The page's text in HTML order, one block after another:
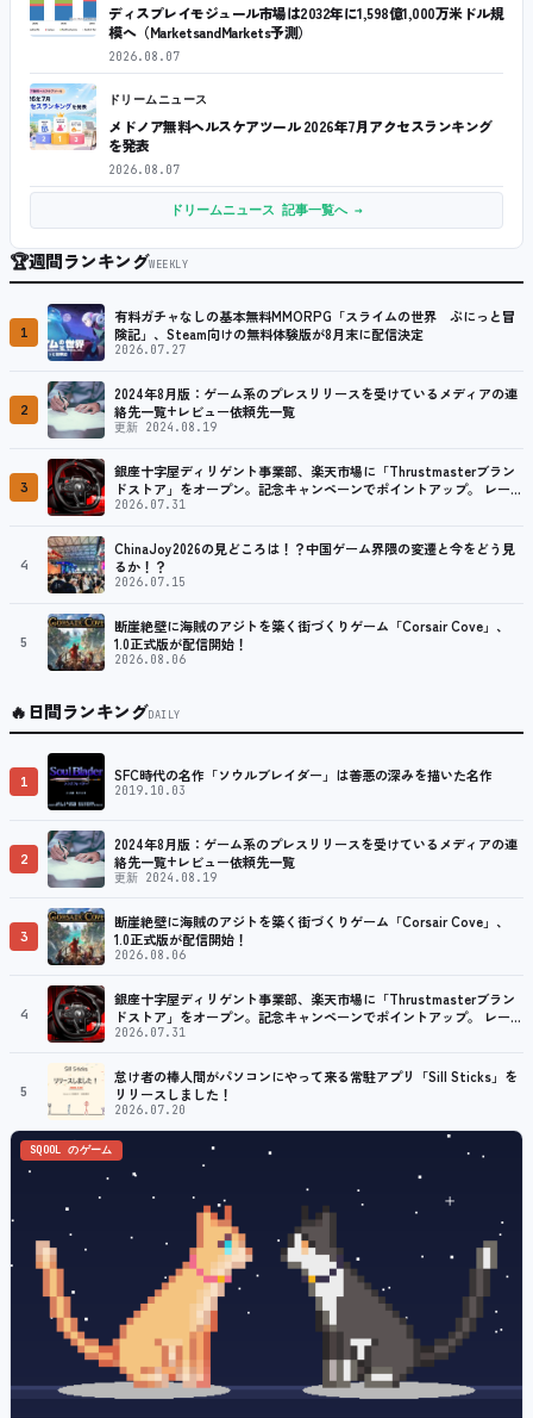
ディスプレイモジュール市場は2032年に1,598億1,000万米ドル規
模へ（MarketsandMarkets予測）
2026.08.07
ドリームニュース
メドノア無料ヘルスケアツール 2026年7月アクセスランキング
を発表
2026.08.07
ドリームニュース 記事一覧へ →
🏆週間ランキングWEEKLY
1
有料ガチャなしの基本無料MMORPG「スライムの世界 ぷにっと冒
険記」、Steam向けの無料体験版が8月末に配信決定
2026.07.27
2
2024年8月版：ゲーム系のプレスリリースを受けているメディアの連
絡先一覧+レビュー依頼先一覧
更新 2024.08.19
3
銀座十字屋ディリゲント事業部、楽天市場に「Thrustmasterブラン
ドストア」をオープン。記念キャンペーンでポイントアップ。 レーシ
ング／フライトシム向けコントローラーを中心に、幅広くラインナッ
2026.07.31
4
ChinaJoy2026の見どころは！？中国ゲーム界隈の変遷と今をどう見
るか！？
2026.07.15
5
断崖絶壁に海賊のアジトを築く街づくりゲーム「Corsair Cove」、
1.0正式版が配信開始！
2026.08.06
🔥日間ランキングDAILY
1 SFC時代の名作「ソウルブレイダー」は善悪の深みを描いた名作
2019.10.03
2
2024年8月版：ゲーム系のプレスリリースを受けているメディアの連
絡先一覧+レビュー依頼先一覧
更新 2024.08.19
3
断崖絶壁に海賊のアジトを築く街づくりゲーム「Corsair Cove」、
1.0正式版が配信開始！
2026.08.06
4
銀座十字屋ディリゲント事業部、楽天市場に「Thrustmasterブラン
ドストア」をオープン。記念キャンペーンでポイントアップ。 レーシ
ング／フライトシム向けコントローラーを中心に、幅広くラインナッ
2026.07.31
5
怠け者の棒人間がパソコンにやって来る常駐アプリ「Sill Sticks」を
リリースしました！
2026.07.20
SQOOL のゲーム